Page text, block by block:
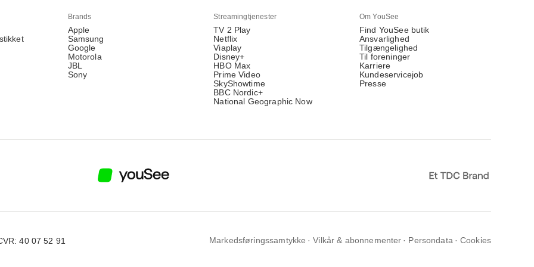
Brands
Apple
Samsung
Google
Motorola
JBL
Sony
Streamingtjenester
TV 2 Play
Netflix
Viaplay
Disney+
HBO Max
Prime Video
SkyShowtime
BBC Nordic+
National Geographic Now
Om YouSee
Find YouSee butik
Ansvarlighed
Tilgængelighed
Til foreninger
Karriere
Kundeservicejob
Presse
40 07 52 91 Markedsføringssamtykke Vilkår & abonnementer Persondata Cookies